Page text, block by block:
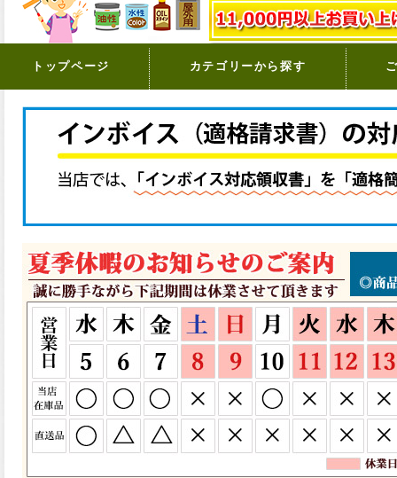
トップページ カテゴリーから探す